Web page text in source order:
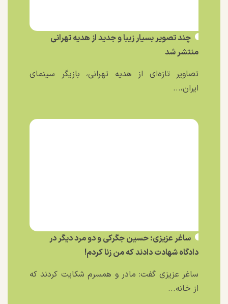
چند تصویر بسیار زیبا و جدید از هدیه تهرانی
منتشر شد
تصاویر تازه‌ای از هدیه تهرانی، بازیگر سینمای
ایران،...
ساغر عزیزی: حسین جگرکی و دو مرد دیگر در
دادگاه شهادت دادند که من زنا کردم!
ساغر عزیزی گفت: مادر و همسرم شکایت کردند که
از خانه...